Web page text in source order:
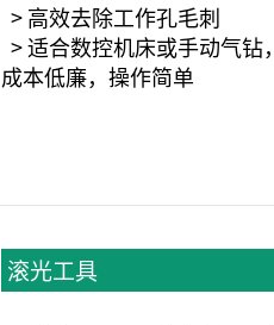
> 高效去除工作孔毛刺
> 适合数控机床或手动气钻
成本低廉，操作简单
滚光工具